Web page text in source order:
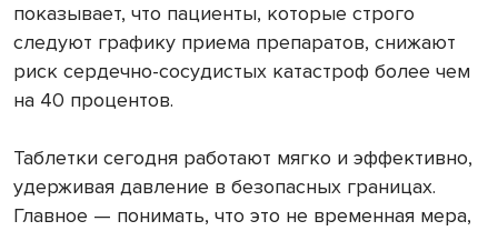
показывает, что пациенты, которые строго
следуют графику приема препаратов, снижают
риск сердечно-сосудистых катастроф более чем
на 40 процентов.
Таблетки сегодня работают мягко и эффективно,
удерживая давление в безопасных границах.
Главное — понимать, что это не временная мера,